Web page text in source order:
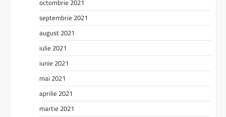
octombrie 2021
septembrie 2021
august 2021
iulie 2021
iunie 2021
mai 2021
aprilie 2021
martie 2021